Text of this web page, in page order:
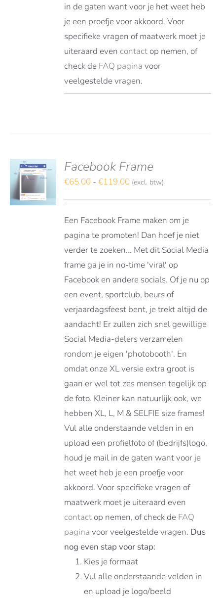
in de gaten want voor je het weet heb
je een proefje voor akkoord. Voor
specifieke vragen of maatwerk moet je
uiteraard even contactop nemen, of
check de FAQ pagina voor
veelgestelde vragen.
Facebook Frame
€65.00 - €119.00Prijsklasse:
€119.00
(excl. btw)
Een Facebook Frame maken om je
pagina te promoten! Dan hoef je niet
verder te zoeken... Met dit Social Media
frame ga je in no-time 'viral' op
Facebook en andere socials. Of je nu op
een event, sportclub, beurs of
verjaardagsfeest bent, je trekt altijd de
aandacht! Er zullen zich snel gewillige
Social Media-delers verzamelen
rondom je eigen 'photobooth'. En
omdat onze XL versie extra groot is
gaan er wel tot zes mensen tegelijk op
de foto. Kleiner kan natuurlijk ook, we
hebben XL, L, M & SELFIE size frames!
Vul alle onderstaande velden in en
upload een profielfoto of (bedrijfs)logo,
houd je mail in de gaten want voor je
het weet heb je een proefje voor
akkoord. Voor specifieke vragen of
maatwerk moet je uiteraard even
contactop nemen, of check de FAQ
pagina voor veelgestelde vragen. Dus
nog even stap voor stap:
Kies je formaat
Vul alle onderstaande velden in
en upload je logo/beeld